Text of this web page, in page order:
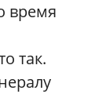
время
так.